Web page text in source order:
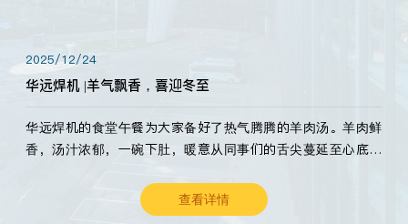
2025/12/24
华远焊机 |羊气飘香，喜迎冬至
华远焊机的食堂午餐为大家备好了热气腾腾的羊肉汤。羊肉鲜
香，汤汁浓郁，一碗下肚，暖意从同事们的舌尖蔓延至心底。
查看详情